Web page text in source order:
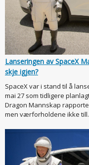
Lanseringen av SpaceX
skje igjen?
SpaceX var i stand til å
mai 27 som tidligere
Dragon Mannskap
men værforholdene ikke